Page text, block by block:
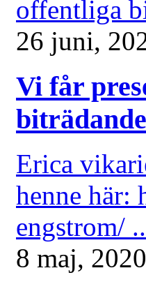
offentliga
26 juni,
Vi får
Erica
henne här:
engstrom/
8 maj, 2020